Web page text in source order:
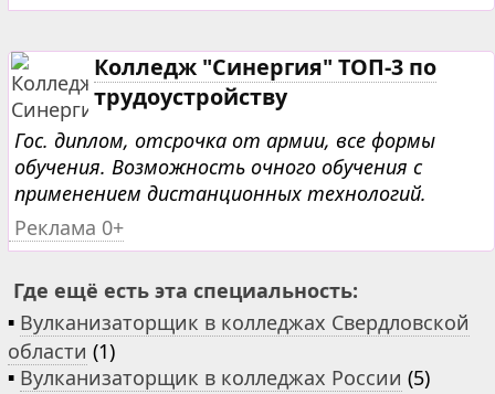
Колледж "Синергия" ТОП-3 по
трудоустройству
Гос. диплом, отсрочка от армии, все формы
обучения. Возможность очного обучения с
применением дистанционных технологий.
Реклама 0+
Где ещё есть эта специальность:
▪ Вулканизаторщик в колледжах Свердловской
области (1)
▪ Вулканизаторщик в колледжах России (5)